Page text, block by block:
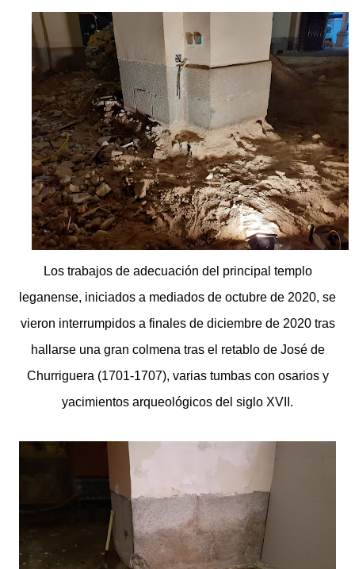
Los trabajos de adecuación del principal templo
leganense, iniciados a mediados de octubre de 2020, se
vieron interrumpidos a finales de diciembre de 2020 tras
hallarse una gran colmena tras el retablo de José de
Churriguera (1701-1707), varias tumbas con osarios y
yacimientos arqueológicos del siglo XVII.